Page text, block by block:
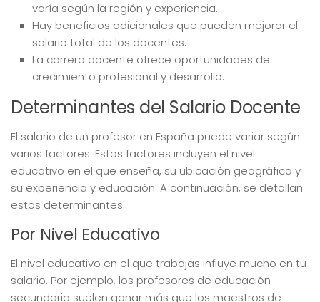
varía según la región y experiencia.
Hay beneficios adicionales que pueden mejorar el
salario total de los docentes.
La carrera docente ofrece oportunidades de
crecimiento profesional y desarrollo.
Determinantes del Salario Docente
El salario de un profesor en España puede variar según
varios factores. Estos factores incluyen el nivel
educativo en el que enseña, su ubicación geográfica y
su experiencia y educación. A continuación, se detallan
estos determinantes.
Por Nivel Educativo
El nivel educativo en el que trabajas influye mucho en tu
salario. Por ejemplo, los profesores de educación
secundaria suelen ganar más que los maestros de